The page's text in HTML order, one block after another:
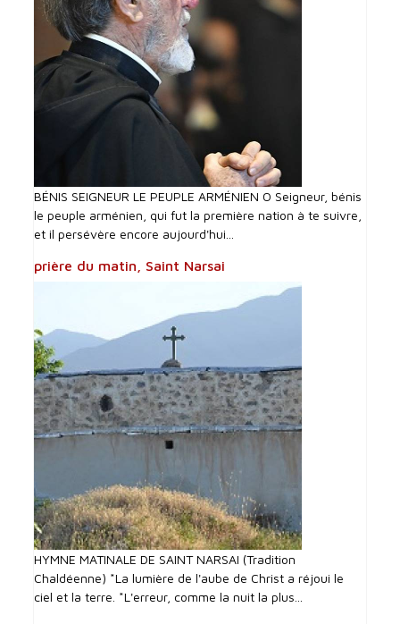
BÉNIS SEIGNEUR LE PEUPLE ARMÉNIEN O Seigneur, bénis
le peuple arménien, qui fut la première nation à te suivre,
et il persévère encore aujourd'hui...
prière du matin, Saint Narsai
HYMNE MATINALE DE SAINT NARSAI (Tradition
Chaldéenne) *La lumière de l'aube de Christ a réjoui le
ciel et la terre. *L'erreur, comme la nuit la plus...